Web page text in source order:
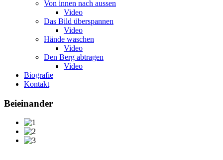
Von innen nach aussen
Video
Das Bild überspannen
Video
Hände waschen
Video
Den Berg abtragen
Video
Biografie
Kontakt
Beieinander